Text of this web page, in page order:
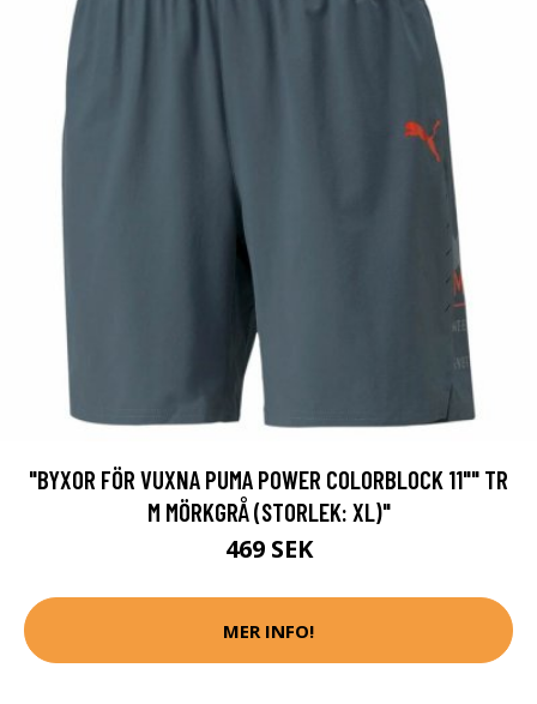
"BYXOR FÖR VUXNA PUMA POWER COLORBLOCK 11"" TR
M MÖRKGRÅ (STORLEK: XL)"
469 SEK
MER INFO!